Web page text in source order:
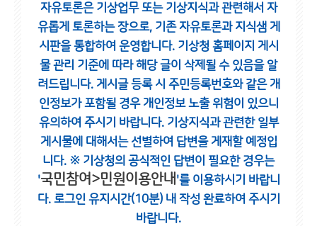
자유토론은 기상업무 또는 기상지식과 관련해서 자
유롭게 토론하는 장으로, 기존 자유토론과 지식샘 게
시판을 통합하여 운영합니다. 기상청 홈페이지 게시
물 관리 기준에 따라 해당 글이 삭제될 수 있음을 알
려드립니다. 게시글 등록 시 주민등록번호와 같은 개
인정보가 포함될 경우 개인정보 노출 위험이 있으니
유의하여 주시기 바랍니다. 기상지식과 관련한 일부
게시물에 대해서는 선별하여 답변을 게재할 예정입
니다. ※ 기상청의 공식적인 답변이 필요한 경우는
'국민참여>민원이용안내 '를 이용하시기 바랍니
다. 로그인 유지시간(10분) 내 작성 완료하여 주시기
바랍니다.